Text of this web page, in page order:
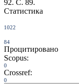
92. С. 89.
Статистика
1022
84
Процитировано
Scopus:
0
Crossref:
0